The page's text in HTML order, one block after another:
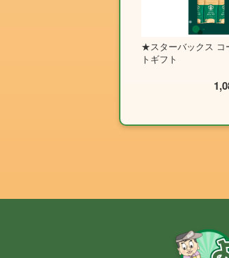
★スターバックス コ
トギフト